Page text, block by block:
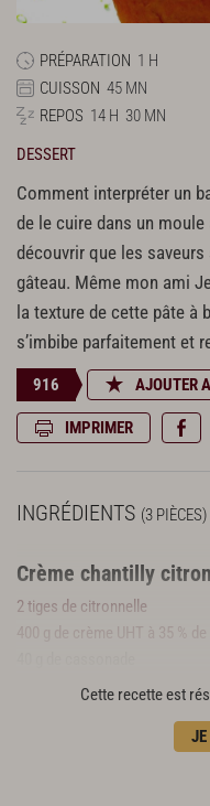
PRÉPARATION 1 H
CUISSON 45 MN
REPOS 14 H 30 MN
DESSERT
Comment interpréter un
de le cuire dans un
découvrir que les
gâteau. Même mon ami
la texture de cette pâte à
s’imbibe parfaitement et
916 AJOUTER
IMPRIMER
INGRÉDIENTS (3 PIÈCES)
Crème chantilly
2 tiges de citronnelle
400 g de crème UHT à 35 % de
Le zeste de 1 citron vert
Cette recette est
JE